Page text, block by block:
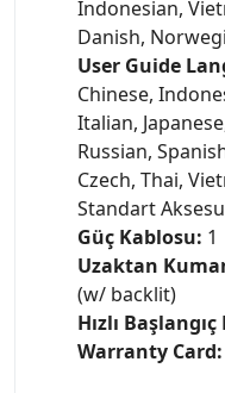
Indonesian,
Danish,
User Guide
Chinese,
Italian,
Russian,
Czech, Thai,
Standart
Güç Kablosu: 1
Uzaktan
(w/ backlit)
Hızlı
Warranty Card: